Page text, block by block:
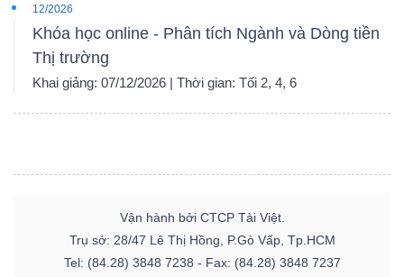
12/2026
Khóa học online - Phân tích Ngành và Dòng tiền
Thị trường
Khai giảng: 07/12/2026 | Thời gian: Tối 2, 4, 6
Vận hành bởi CTCP Tài Việt.
Trụ sở: 28/47 Lê Thị Hồng, P.Gò Vấp, Tp.HCM
Tel: (84.28) 3848 7238 - Fax: (84.28) 3848 7237